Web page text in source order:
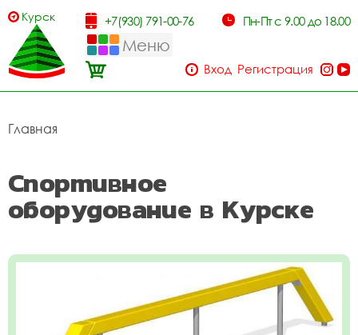
Курск +7(930) 791-00-76 Пн-Пт с 9.00 до 18.00
Меню
Вход Регистрация
Главная
Спортивное
оборудование в Курске